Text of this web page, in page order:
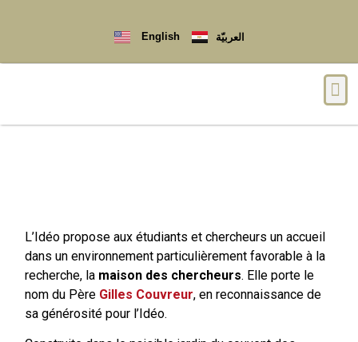
English العربيّة
L’Idéo propose aux étudiants et chercheurs un accueil
dans un environnement particulièrement favorable à la
recherche, la maison des chercheurs. Elle porte le
nom du Père Gilles Couvreur, en reconnaissance de
sa générosité pour l’Idéo.